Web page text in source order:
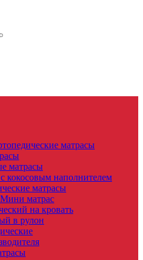
матрасы
матрасы
кокосовым наполнителем
матрасы
матрас
на кровать
в рулон